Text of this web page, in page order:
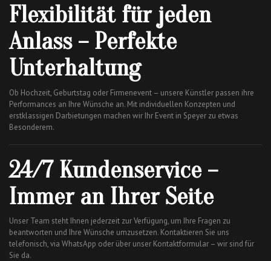
Flexibilität für jeden
Anlass – Perfekte
Unterhaltung
Ob Hochzeit, Geburtstag oder Firmenevent – unsere Künstler passen ihre
Performances an Ihre Wünsche an. Mit individuellen Konzepten und
erstklassigen Darbietungen machen wir Ihr Event in Speyer zu etwas
Besonderem.
24/7 Kundenservice –
Immer an Ihrer Seite
Unser Team steht Ihnen jederzeit zur Verfügung, um Ihre Fragen zu
beantworten und Ihre Wünsche umzusetzen. Kontaktieren Sie uns
telefonisch, via WhatsApp oder über unser Kontaktformular – wir sind für
Sie da.